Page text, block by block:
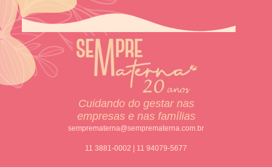
Cuidando do gestar nas
empresas e nas famílias
semprematerna@semprematerna.com.br
11 3881-0002 | 11 94079-5677